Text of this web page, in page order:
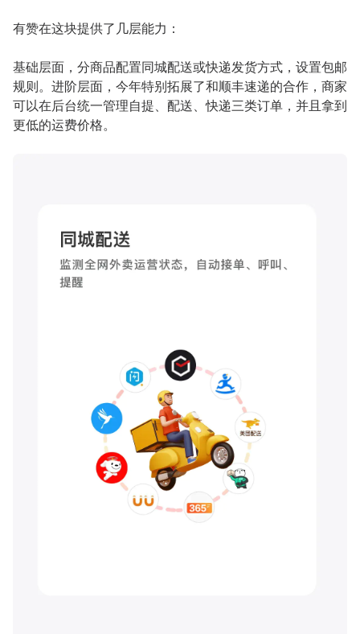
有赞在这块提供了几层能力：
基础层面，分商品配置同城配送或快递发货方式，设置包邮
规则。进阶层面，今年特别拓展了和顺丰速递的合作，商家
可以在后台统一管理自提、配送、快递三类订单，并且拿到
更低的运费价格。